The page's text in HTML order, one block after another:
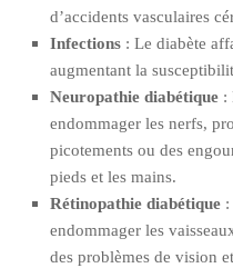
d’accidents vasculaires
Infections : Le diabète
augmentant la
Neuropathie diabétique :
endommager les nerfs,
picotements ou des
pieds et les mains.
Rétinopathie diabétique
endommager les
des problèmes de vision